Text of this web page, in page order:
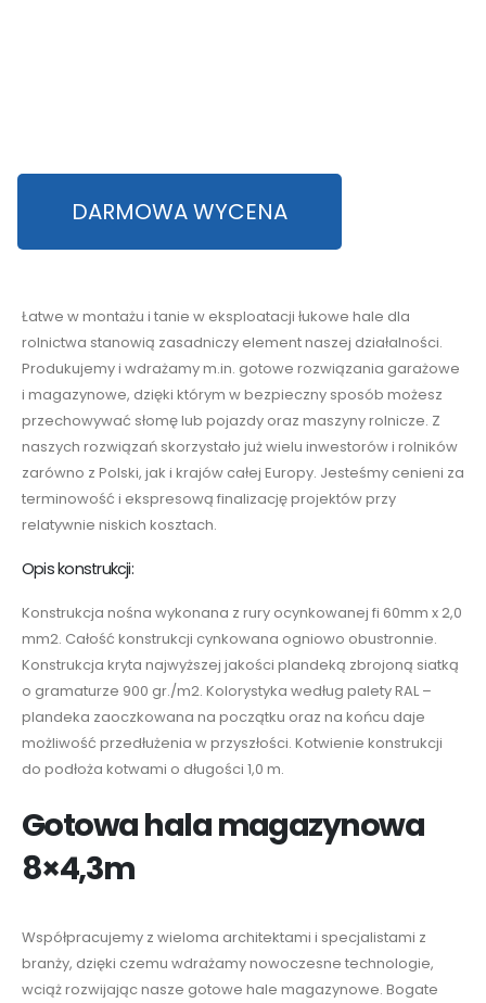
DARMOWA WYCENA
Łatwe w montażu i tanie w eksploatacji łukowe hale dla
rolnictwa stanowią zasadniczy element naszej działalności.
Produkujemy i wdrażamy m.in. gotowe rozwiązania garażowe
i magazynowe, dzięki którym w bezpieczny sposób możesz
przechowywać słomę lub pojazdy oraz maszyny rolnicze. Z
naszych rozwiązań skorzystało już wielu inwestorów i rolników
zarówno z Polski, jak i krajów całej Europy. Jesteśmy cenieni za
terminowość i ekspresową finalizację projektów przy
relatywnie niskich kosztach.
Opis konstrukcji:
Konstrukcja nośna wykonana z rury ocynkowanej fi 60mm x 2,0
mm2. Całość konstrukcji cynkowana ogniowo obustronnie.
Konstrukcja kryta najwyższej jakości plandeką zbrojoną siatką
o gramaturze 900 gr./m2. Kolorystyka według palety RAL –
plandeka zaoczkowana na początku oraz na końcu daje
możliwość przedłużenia w przyszłości. Kotwienie konstrukcji
do podłoża kotwami o długości 1,0 m.
Gotowa hala magazynowa
8×4,3m
Współpracujemy z wieloma architektami i specjalistami z
branży, dzięki czemu wdrażamy nowoczesne technologie,
wciąż rozwijając nasze gotowe hale magazynowe. Bogate